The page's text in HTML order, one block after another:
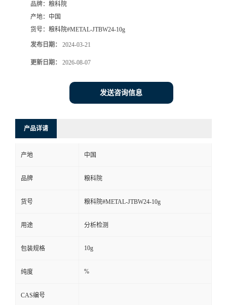
品牌： 粮科院
产地： 中国
货号： 粮科院#METAL-JTBW24-10g
发布日期： 2024-03-21
更新日期： 2026-08-07
发送咨询信息
产品详请
产地 中国
品牌 粮科院
货号 粮科院#METAL-JTBW24-10g
用途 分析检测
包装规格 10g
纯度 %
CAS编号